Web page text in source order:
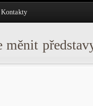
Kontakty
měnit